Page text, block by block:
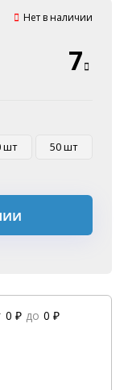
Нет в наличии
7
шт 50 шт
0 ₽ до 0 ₽